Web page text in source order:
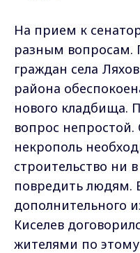
На прием к
разным вопросам.
граждан села
района
нового кладбища.
вопрос
некрополь
строительство ни
повредить людям.
дополнительного
Киселев
жителями по